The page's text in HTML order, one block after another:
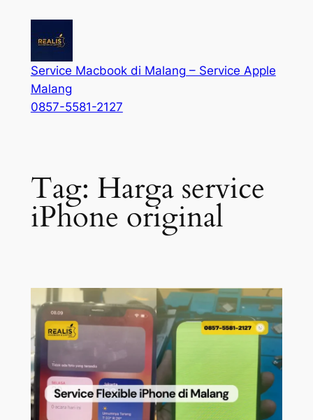
Service Macbook di Malang – Service Apple
Malang
0857-5581-2127
Tag: Harga service
iPhone original